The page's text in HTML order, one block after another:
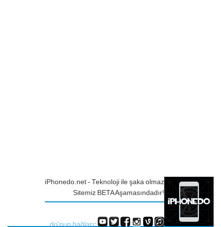
iPhonedo.net - Teknoloji ile şaka olmaz
Sitemiz BETA Aşamasındadır!
do'nun bağları: